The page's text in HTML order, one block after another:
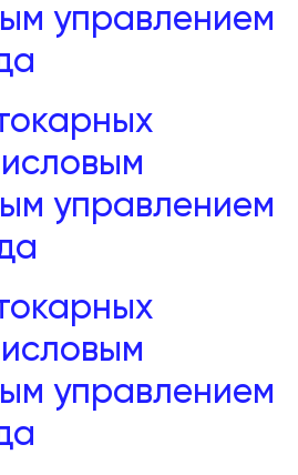
управлением
управлением
управлением